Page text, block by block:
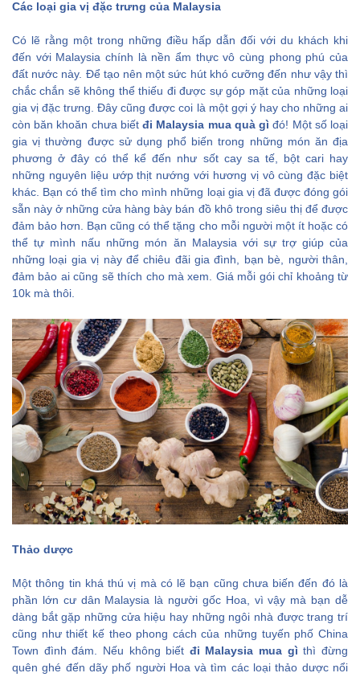
Các loại gia vị đặc trưng của Malaysia
Có lẽ rằng một trong những điều hấp dẫn đối với du khách khi
đến với Malaysia chính là nền ẩm thực vô cùng phong phú của
đất nước này. Để tạo nên một sức hút khó cưỡng đến như vậy thì
chắc chắn sẽ không thể thiếu đi được sự góp mặt của những loại
gia vị đặc trưng. Đây cũng được coi là một gợi ý hay cho những ai
còn băn khoăn chưa biếtđi Malaysia mua quà gì đó! Một số loại
gia vị thường được sử dụng phổ biến trong những món ăn địa
phương ở đây có thể kể đến như sốt cay sa tế, bột cari hay
những nguyên liệu ướp thịt nướng với hương vị vô cùng đặc biệt
khác. Bạn có thể tìm cho mình những loại gia vị đã được đóng gói
sẵn này ở những cửa hàng bày bán đồ khô trong siêu thị để được
đảm bảo hơn. Bạn cũng có thể tặng cho mỗi người một ít hoặc có
thể tự mình nấu những món ăn Malaysia với sự trợ giúp của
những loại gia vị này để chiêu đãi gia đình, bạn bè, người thân,
đảm bảo ai cũng sẽ thích cho mà xem. Giá mỗi gói chỉ khoảng từ
10k mà thôi.
Thảo dược
Một thông tin khá thú vị mà có lẽ bạn cũng chưa biến đến đó là
phần lớn cư dân Malaysia là người gốc Hoa, vì vậy mà bạn dễ
dàng bắt gặp những cửa hiệu hay những ngôi nhà được trang trí
cũng như thiết kế theo phong cách của những tuyến phố China
Town đình đám. Nếu không biết đi Malaysia mua gì thì đừng
quên ghé đến dãy phố người Hoa và tìm các loại thảo dược nổi